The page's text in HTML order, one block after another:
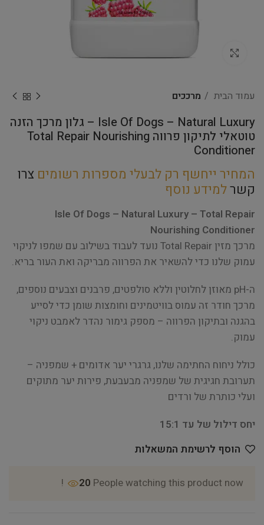
Click to enlarge
עמוד הבית מרככים
Isle Of Dogs – Natural Luxury – גלון מרכך הזנה
טוטאלי לתיקון פרווה Total Repair Nourishing
Conditioner
המחיר ייחשף רק לבעלי מספרות רשומים צרו
קשרלמידע נוסף
Isle Of Dogs – Natural Luxury – Total Repair
Nourishing Conditioner
מרכך מזין Total Repair נועד לעבוד בשילוב עם שמפו לניקוי
עמוק שלנו כדי להשאיר את הפרווה מבריקה ואת העור בריא.
ה-pH מאוזן לחלוטין וללא סולפטים, פרבנים וצבעים נוספים,
מרכך חודר זה עמוס בוויטמינים וחומצות שומן כדי לסייע
בהגנה ובתיקון הפרווה – מספק גימור נהדר לאמבט ניקוי
עמוק.
כולל ניחוח החתימה שלנו, גרגרי יער אדומים + שמפניה –
תערובת חגיגית של שמפניה מבעבעת, פירות יער מתוקים
ועלי כותרת של ורדים
יחס דילול של עד 15:1
הוסף לרשימת המשאלות
20 People watching this product now!